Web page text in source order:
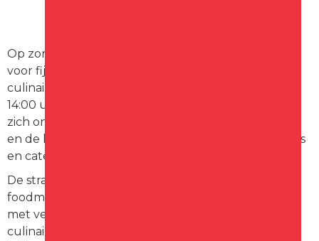
Op zondag 7 juni verandert 't Noord in een paradijs
voor fijnproevers en muziekliefhebbers tijdens het
culinaire buitenfestival Noordzee op ‘t Noord. Vanaf
14:00 uur tot in de late uurtjes kunnen bezoekers
zich onderdompelen in zomerse sferen, live muziek
en de lekkerste gerechten van de beste restaurants
en cateraars uit de regio.
De straat wordt omgetoverd tot een sfeervolle
foodmarkt, waar smaken van de zee samenkomen
met verleidelijke BBQ-geuren en verrassende
culinaire creaties. Of je nu houdt van fine dining of